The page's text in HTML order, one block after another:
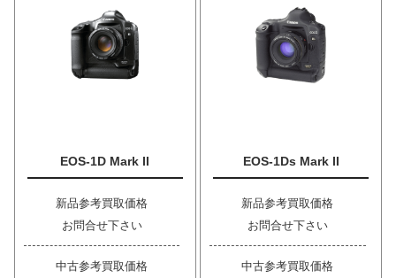
EOS-1D Mark II
新品参考買取価格
お問合せ下さい
中古参考買取価格
EOS-1Ds Mark II
新品参考買取価格
お問合せ下さい
中古参考買取価格